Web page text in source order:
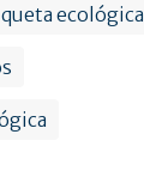
ecológica